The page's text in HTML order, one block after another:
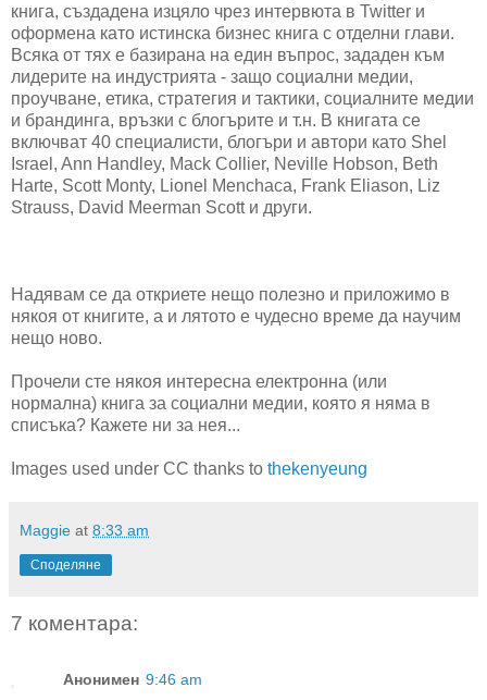
книга, създадена изцяло чрез интервюта в Twitter и
оформена като истинска бизнес книга с отделни глави.
Всяка от тях е базирана на един въпрос, зададен към
лидерите на индустрията - защо социални медии,
проучване, етика, стратегия и тактики, социалните медии
и брандинга, връзки с блогърите и т.н. В книгата се
включват 40 специалисти, блогъри и автори като Shel
Israel, Ann Handley, Mack Collier, Neville Hobson, Beth
Harte, Scott Monty, Lionel Menchaca, Frank Eliason, Liz
Strauss, David Meerman Scott и други.
Надявам се да откриете нещо полезно и приложимо в
някоя от книгите, а и лятото е чудесно време да научим
нещо ново.
Прочели сте някоя интересна електронна (или
нормална) книга за социални медии, която я няма в
списъка? Кажете ни за нея...
Images used under CC thanks to thekenyeung
Maggie at 8:33 am
Споделяне
7 коментара:
Анонимен 9:46 am